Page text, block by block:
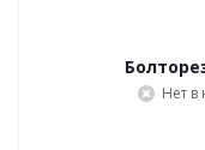
Нет в